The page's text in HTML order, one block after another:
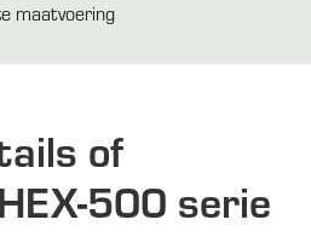
maatvoering
of
500 serie